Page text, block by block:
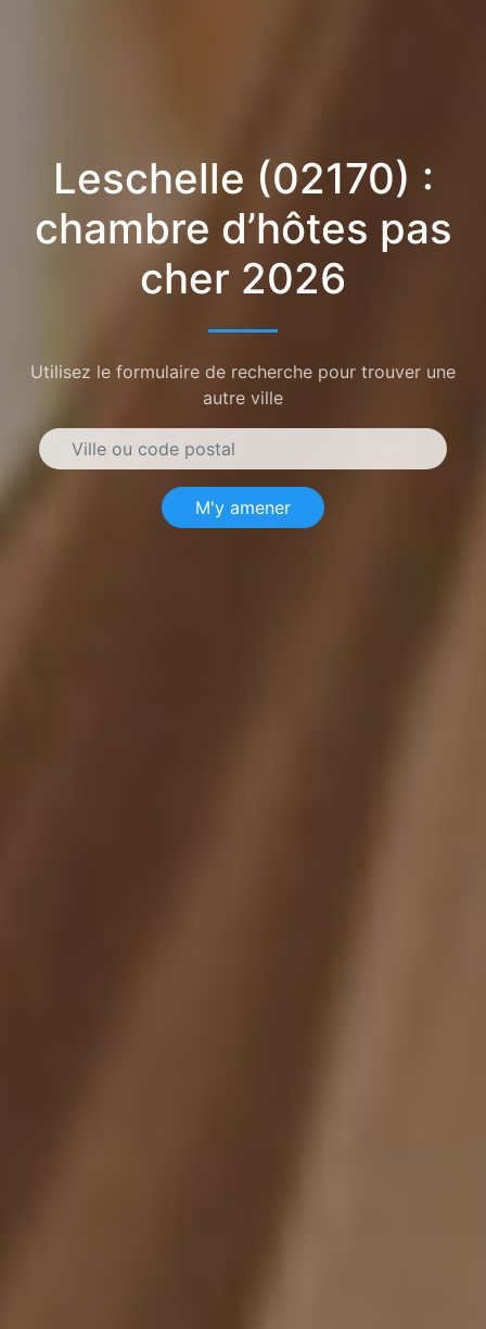
Leschelle (02170) :
chambre d’hôtes pas
cher 2026
Utilisez le formulaire de recherche pour trouver une
autre ville
M'y amener